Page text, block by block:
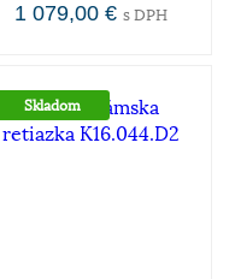
1 079,00 € s DPH
Skladom